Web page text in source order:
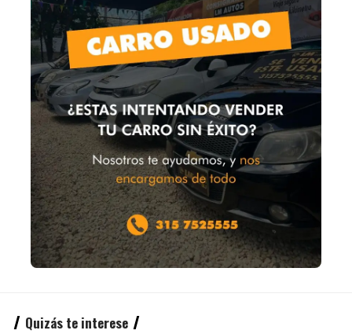
Quizás te interese